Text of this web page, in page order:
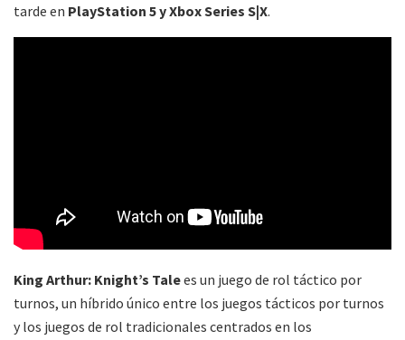
tarde en PlayStation 5 y Xbox Series S|X.
King Arthur: Knight’s Talees un juego de rol táctico por
turnos, un híbrido único entre los juegos tácticos por turnos
y los juegos de rol tradicionales centrados en los